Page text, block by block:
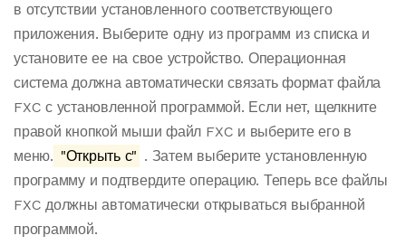
в отсутствии установленного соответствующего
приложения. Выберите одну из программ из списка и
установите ее на свое устройство. Операционная
система должна автоматически связать формат файла
FXC с установленной программой. Если нет, щелкните
правой кнопкой мыши файл FXC и выберите его в
меню. "Открыть с" . Затем выберите установленную
программу и подтвердите операцию. Теперь все файлы
FXC должны автоматически открываться выбранной
программой.